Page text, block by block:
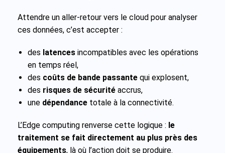
Attendre un aller-retour vers le cloud pour analyser
ces données, c’est accepter :
des latences incompatibles avec les opérations
en temps réel,
des coûts de bande passante qui explosent,
des risques de sécurité accrus,
une dépendance totale à la connectivité.
L’Edge computing renverse cette logique : le
traitement se fait directement au plus près des
équipements, là où l’action doit se produire.